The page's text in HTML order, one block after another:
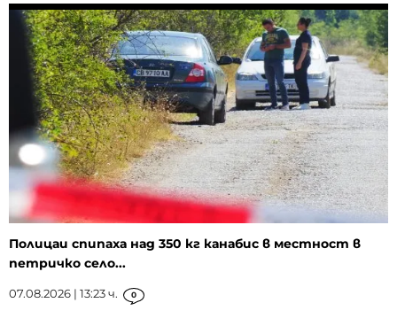
Полицаи спипаха над 350 кг канабис в местност в
петричко село...
07.08.2026 | 13:23 ч. 0